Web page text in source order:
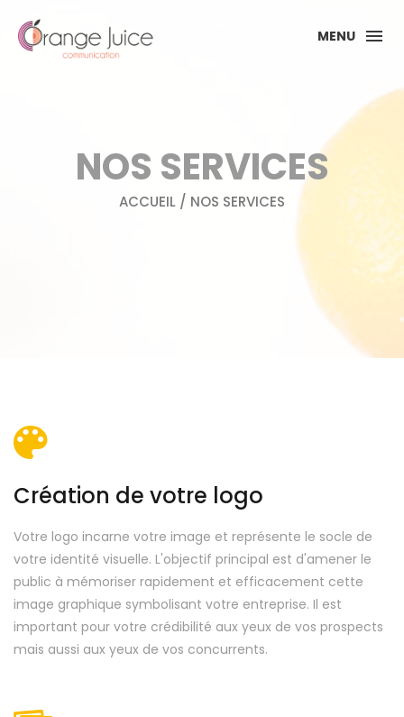
MENU
NOS SERVICES
ACCUEIL / NOS SERVICES
Création de votre logo
Votre logo incarne votre image et représente le socle de
votre identité visuelle. L'objectif principal est d'amener le
public à mémoriser rapidement et efficacement cette
image graphique symbolisant votre entreprise. Il est
important pour votre crédibilité aux yeux de vos prospects
mais aussi aux yeux de vos concurrents.